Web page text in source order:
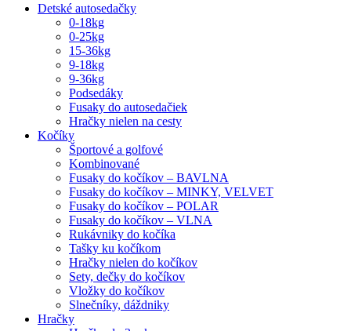
Detské autosedačky
0-18kg
0-25kg
15-36kg
9-18kg
9-36kg
Podsedáky
Fusaky do autosedačiek
Hračky nielen na cesty
Kočíky
Športové a golfové
Kombinované
Fusaky do kočíkov – BAVLNA
Fusaky do kočíkov – MINKY, VELVET
Fusaky do kočíkov – POLAR
Fusaky do kočíkov – VLNA
Rukávniky do kočíka
Tašky ku kočíkom
Hračky nielen do kočíkov
Sety, dečky do kočíkov
Vložky do kočíkov
Slnečníky, dáždniky
Hračky